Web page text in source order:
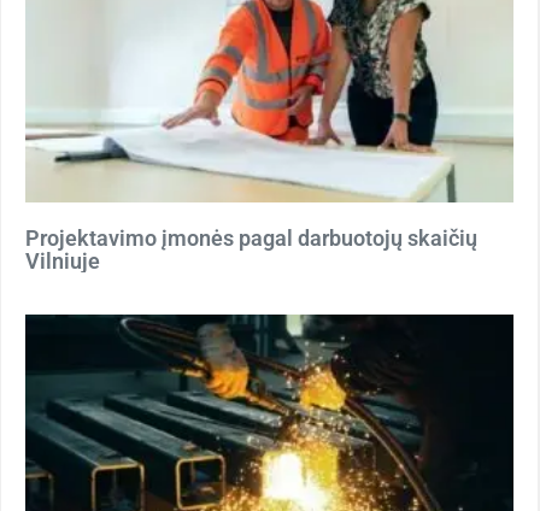
Projektavimo įmonės pagal darbuotojų skaičių
Vilniuje